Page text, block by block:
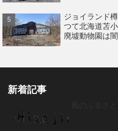
ジョイランド
つて北海道苫
廃墟動物園は
新着記事